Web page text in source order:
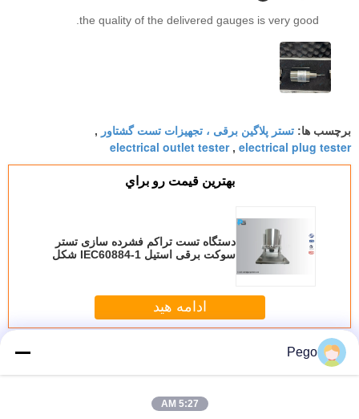
the quality of the delivered gauges is very good.
برچسب ها: تستر پلاگین برقی ، تجهیزات تست گشتاور ,
electrical plug tester
,
electrical outlet tester
بهترين قيمت رو براي
دستگاه تست تراکم فشرده سازی تستر
سوکت برقی استیل IEC60884-1 شکل
ادامه هید
بیش تست سوکت پلاگین
Pego
5:27 AM